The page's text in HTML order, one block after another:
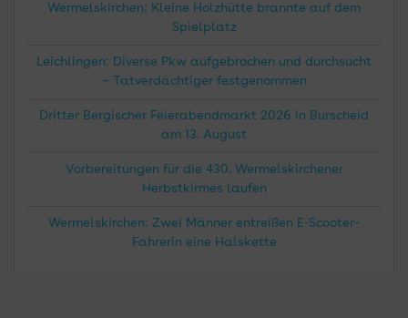
Wermelskirchen: Kleine Holzhütte brannte auf dem
Spielplatz
Leichlingen: Diverse Pkw aufgebrochen und durchsucht
– Tatverdächtiger festgenommen
Dritter Bergischer Feierabendmarkt 2026 in Burscheid
am 13. August
Vorbereitungen für die 430. Wermelskirchener
Herbstkirmes laufen
Wermelskirchen: Zwei Männer entreißen E-Scooter-
Fahrerin eine Halskette